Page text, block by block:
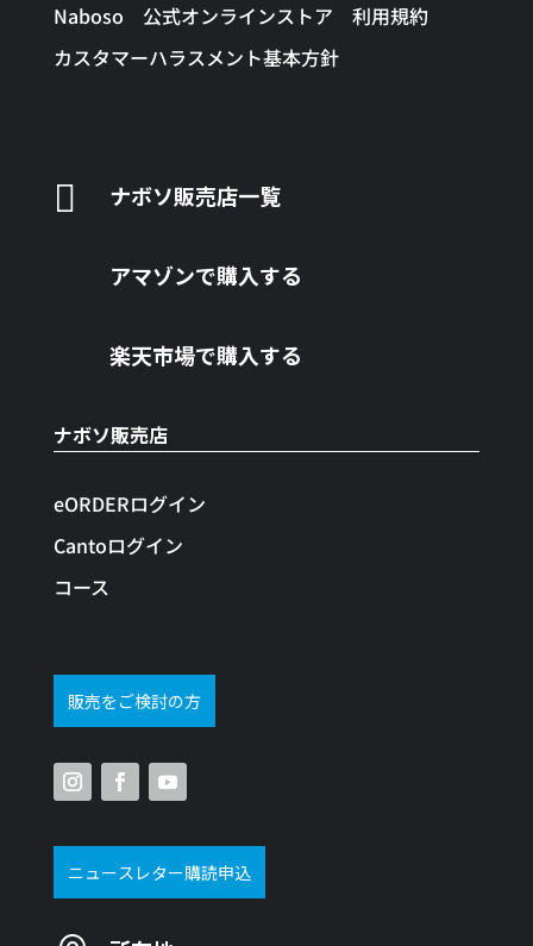
Naboso 公式オンラインストア 利用規約
カスタマーハラスメント基本方針
 ナボソ販売店一覧
アマゾンで購入する
楽天市場で購入する
ナボソ販売店
eORDERログイン
Cantoログイン
コース
販売をご検討の方
ニュースレター購読申込